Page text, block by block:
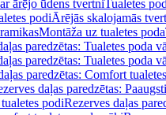
ārējo ūdens tvertniTualetes
podiĀrējās skalojamās
Montāža uz tualetes poda
paredzētas: Tualetes poda
paredzētas: Tualetes poda
paredzētas: Comfort
daļas paredzētas:
podiRezerves daļas